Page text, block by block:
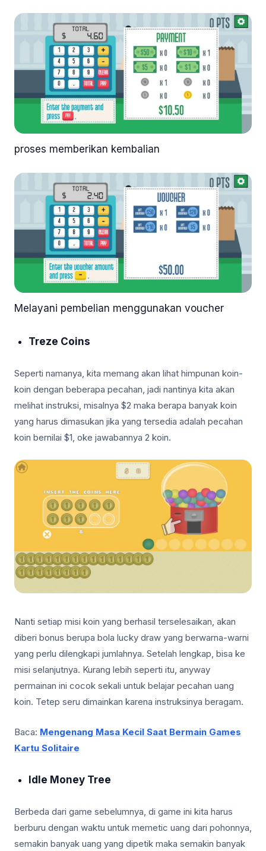
proses memberikan kembalian
Melayani pembelian menggunakan voucher
Treze Coins
Seperti namanya, kita memang akan lihat himpunan koin-
koin dengan beberapa pecahan, jadi nantinya kita akan
melihat instruksi, misalnya $2 maka berapa banyak koin
yang harus dimasukan jika yang tersedia adalah pecahan
koin bernilai $1, oke jawabannya 2 koin.
Nanti setiap misi koin yang berhasil terselesaikan, akan
diberi bonus berupa bola lucky draw yang berwarna-warni
yang perlu dilengkapi jumlahnya. Setelah lengkap, bisa ke
misi selanjutnya. Kurang lebih seperti itu, anyway
permainan ini cocok sekali untuk belajar pecahan uang
koin. Tetep seru dimainkan karena instruksinya beragam.
Baca: Mengenang Masa Kecil Saat Bermain Games
Kartu Solitaire
Idle Money Tree
Berbeda dari game sebelumnya, di game ini kita harus
berburu dengan waktu untuk memetic uang dari pohonnya,
semakin banyak uang yang dipetik maka semakin banyak